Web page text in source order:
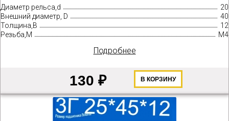
Диаметр рельса,d
20
Внешний диаметр, D
40
Толщина,B
12
Резьба,М
М4
Подробнее
130 ₽ В КОРЗИНУ